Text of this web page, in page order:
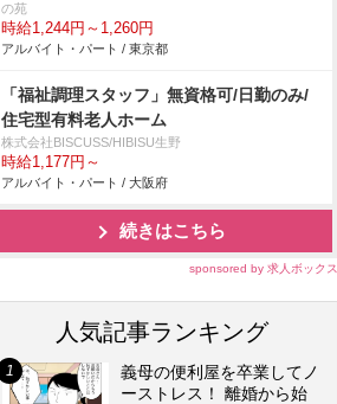
の苑
時給1,244円～1,260円
アルバイト・パート / 東京都
「福祉調理スタッフ」無資格可/日勤のみ/
住宅型有料老人ホーム
株式会社BISCUSS/HIBISU生野
時給1,177円～
アルバイト・パート / 大阪府
続きはこちら
sponsored by 求人ボックス
人気記事ランキング
義母の便利屋を卒業してノ
ーストレス！ 離婚から始